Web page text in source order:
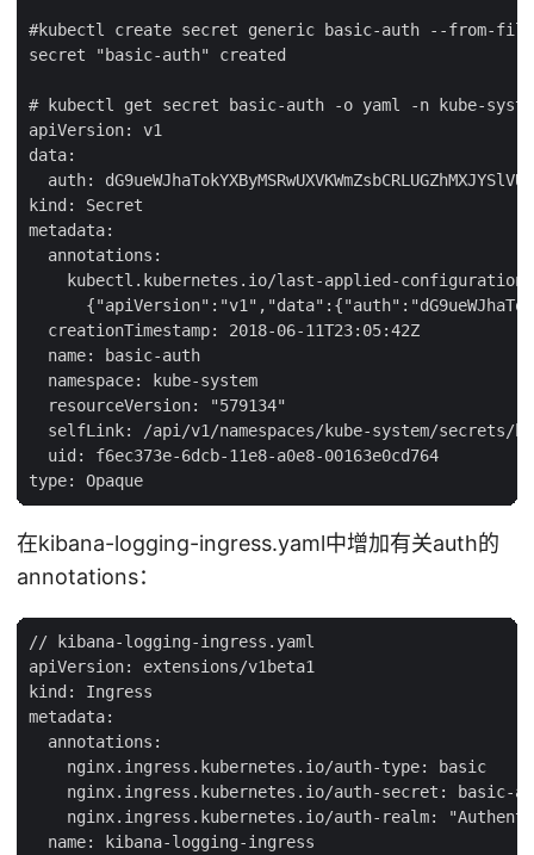
#kubectl create secret generic basic-auth --from-
secret "basic-auth" created
# kubectl get secret basic-auth -o yaml -n kube-
apiVersion: v1
data:
auth:
kind: Secret
metadata:
  annotations:
kubectl.kubernetes.io/last-applied-
  creationTimestamp: 2018-06-11T23:05:42Z
  name: basic-auth
  namespace: kube-system
  resourceVersion: "579134"
selfLink: /api/v1/namespaces/kube-system/secrets/
  uid: f6ec373e-6dcb-11e8-a0e8-00163e0cd764
在kibana-logging-ingress.yaml中增加有关auth的
annotations：
// kibana-logging-ingress.yaml
apiVersion: extensions/v1beta1
kind: Ingress
metadata:
  annotations:
    nginx.ingress.kubernetes.io/auth-type: basic
nginx.ingress.kubernetes.io/auth-secret: basic-
nginx.ingress.kubernetes.io/auth-realm:
  name: kibana-logging-ingress